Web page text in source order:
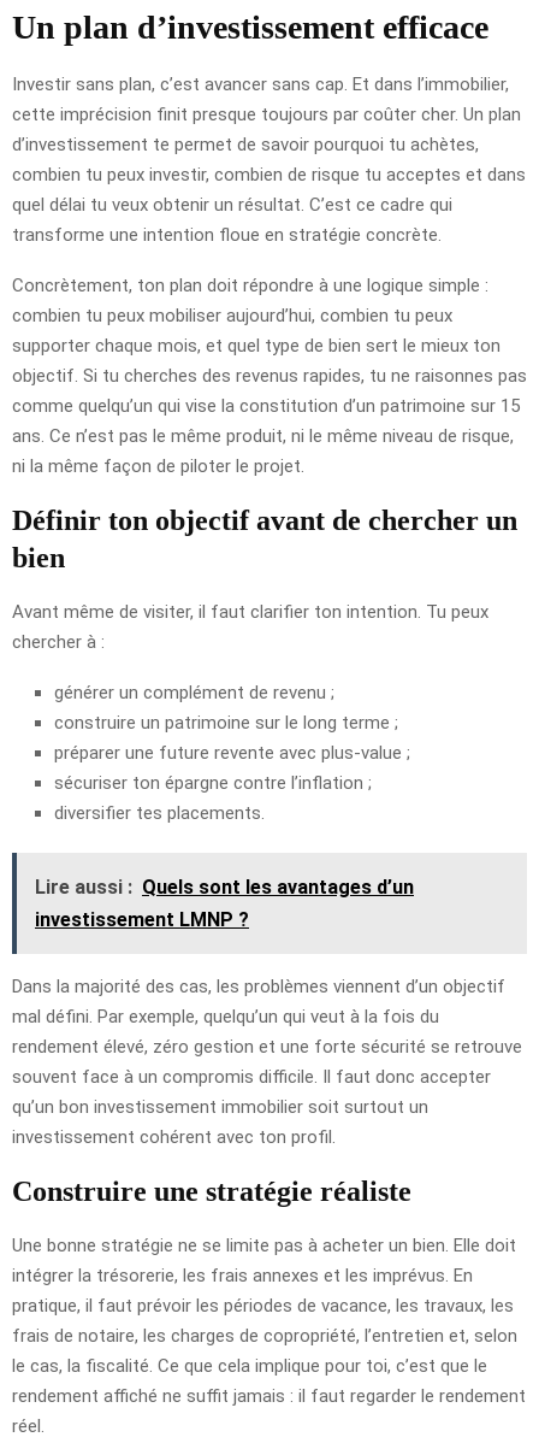
Un plan d’investissement efficace
Investir sans plan, c’est avancer sans cap. Et dans l’immobilier,
cette imprécision finit presque toujours par coûter cher. Un plan
d’investissement te permet de savoir pourquoi tu achètes,
combien tu peux investir, combien de risque tu acceptes et dans
quel délai tu veux obtenir un résultat. C’est ce cadre qui
transforme une intention floue en stratégie concrète.
Concrètement, ton plan doit répondre à une logique simple :
combien tu peux mobiliser aujourd’hui, combien tu peux
supporter chaque mois, et quel type de bien sert le mieux ton
objectif. Si tu cherches des revenus rapides, tu ne raisonnes pas
comme quelqu’un qui vise la constitution d’un patrimoine sur 15
ans. Ce n’est pas le même produit, ni le même niveau de risque,
ni la même façon de piloter le projet.
Définir ton objectif avant de chercher un
bien
Avant même de visiter, il faut clarifier ton intention. Tu peux
chercher à :
générer un complément de revenu ;
construire un patrimoine sur le long terme ;
préparer une future revente avec plus-value ;
sécuriser ton épargne contre l’inflation ;
diversifier tes placements.
Lire aussi : Quels sont les avantages d’un
investissement LMNP ?
Dans la majorité des cas, les problèmes viennent d’un objectif
mal défini. Par exemple, quelqu’un qui veut à la fois du
rendement élevé, zéro gestion et une forte sécurité se retrouve
souvent face à un compromis difficile. Il faut donc accepter
qu’un bon investissement immobilier soit surtout un
investissement cohérent avec ton profil.
Construire une stratégie réaliste
Une bonne stratégie ne se limite pas à acheter un bien. Elle doit
intégrer la trésorerie, les frais annexes et les imprévus. En
pratique, il faut prévoir les périodes de vacance, les travaux, les
frais de notaire, les charges de copropriété, l’entretien et, selon
le cas, la fiscalité. Ce que cela implique pour toi, c’est que le
rendement affiché ne suffit jamais : il faut regarder le rendement
réel.